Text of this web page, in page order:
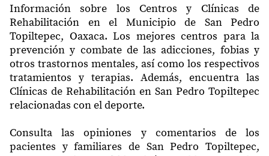
Información sobre los Centros y Clínicas de
Rehabilitación en el Municipio de San Pedro
Topiltepec, Oaxaca. Los mejores centros para la
prevención y combate de las adicciones, fobias y
otros trastornos mentales, así como los respectivos
tratamientos y terapias. Además, encuentra las
Clínicas de Rehabilitación en San Pedro Topiltepec
relacionadas con el deporte.
Consulta las opiniones y comentarios de los
pacientes y familiares de San Pedro Topiltepec,